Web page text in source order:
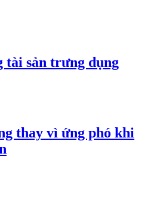
tài sản trưng dụng
thay vì ứng phó khi